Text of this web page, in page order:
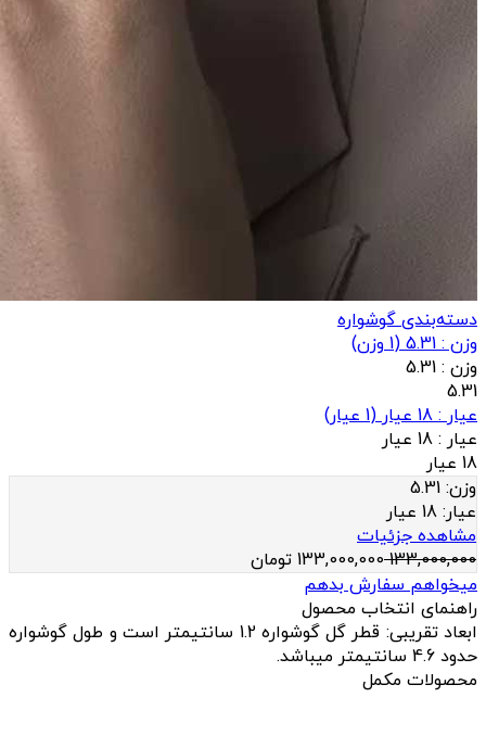
دسته‌بندی گوشواره
وزن : 5.31
(
1 وزن)
وزن : 5.31
5.31
عيار : 18 عیار
(
1 عيار)
عيار : 18 عیار
18 عیار
وزن: 5.31
عيار: 18 عیار
مشاهده جزئیات
133,000,000
133,000,000 تومان
میخواهم سفارش بدهم
راهنمای انتخاب محصول
ابعاد تقریبی: قطر گل گوشواره 1.2 سانتیمتر است و طول گوشواره
حدود 4.6 سانتیمتر میباشد.
محصولات مکمل